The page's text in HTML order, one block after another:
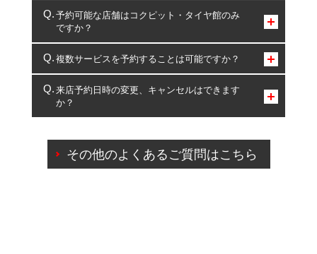
予約可能な店舗はコクピット・タイヤ館のみ
ですか？
コクピット・タイヤ館のみとなります。
複数サービスを予約することは可能ですか？
複数サービスのご予約は可能です。
一部の商品・サービスの組み合わせに限り、同時にご予約が
出来ないものもございます。
来店予約日時の変更、キャンセルはできます
か？
ご来店予約日の3営業日前を過ぎている場合のご予約
の日時変更につきましては、直接ご予約の店舗まで
その他のよくあるご質問はこちら